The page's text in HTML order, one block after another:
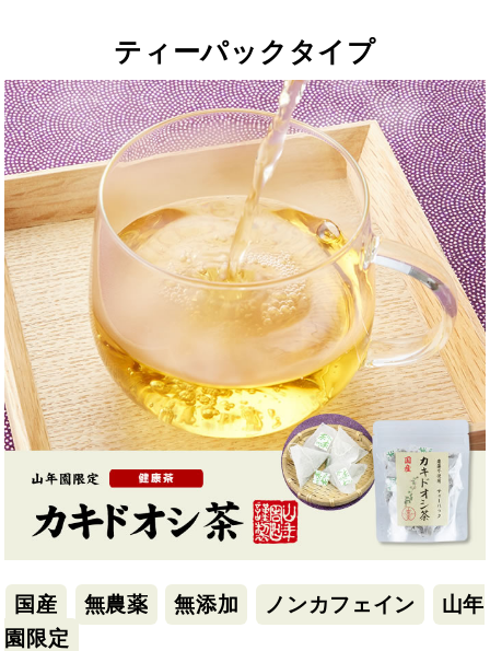
ティーパックタイプ
国産 無農薬 無添加 ノンカフェイン
山年
園限定